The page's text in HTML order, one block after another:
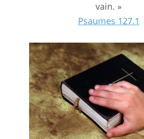
vain. »
Psaumes 127.1